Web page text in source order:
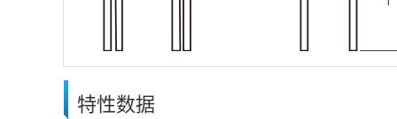
特性数据